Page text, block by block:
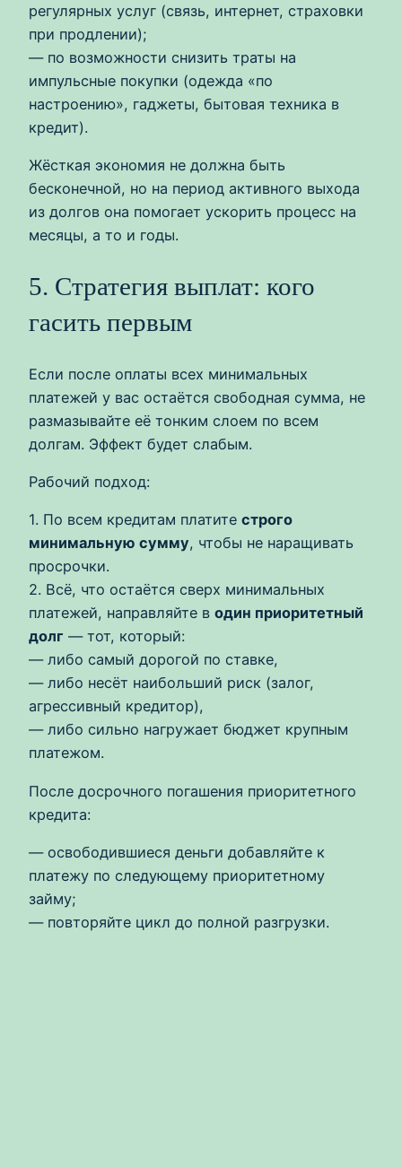
регулярных услуг (связь, интернет, страховки
при продлении);
— по возможности снизить траты на
импульсные покупки (одежда «по
настроению», гаджеты, бытовая техника в
кредит).
Жёсткая экономия не должна быть
бесконечной, но на период активного выхода
из долгов она помогает ускорить процесс на
месяцы, а то и годы.
5. Стратегия выплат: кого
гасить первым
Если после оплаты всех минимальных
платежей у вас остаётся свободная сумма, не
размазывайте её тонким слоем по всем
долгам. Эффект будет слабым.
Рабочий подход:
1. По всем кредитам платите строго
минимальную сумму, чтобы не наращивать
просрочки.
2. Всё, что остаётся сверх минимальных
платежей, направляйте в один приоритетный
долг — тот, который:
— либо самый дорогой по ставке,
— либо несёт наибольший риск (залог,
агрессивный кредитор),
— либо сильно нагружает бюджет крупным
платежом.
После досрочного погашения приоритетного
кредита:
— освободившиеся деньги добавляйте к
платежу по следующему приоритетному
займу;
— повторяйте цикл до полной разгрузки.